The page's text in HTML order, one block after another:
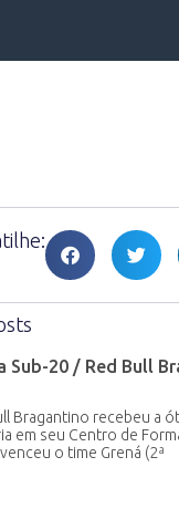
Sub-20 / Red Bull
Bragantino recebeu a
em seu Centro de
o time Grená (2ª